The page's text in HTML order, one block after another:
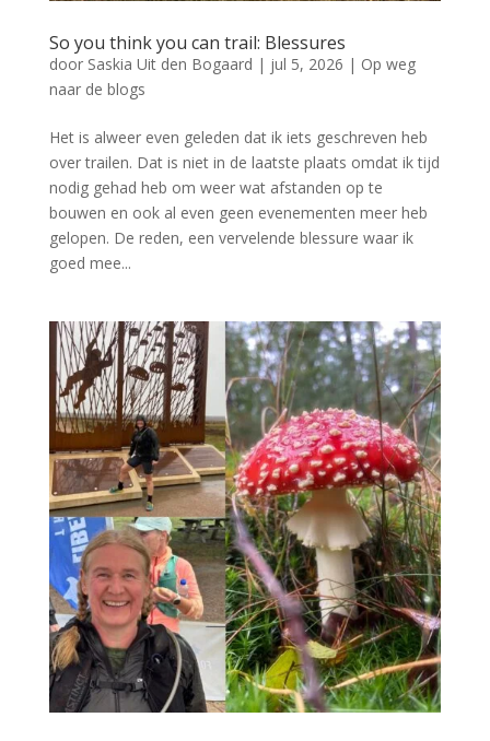
So you think you can trail: Blessures
door Saskia Uit den Bogaard | jul 5, 2026 | Op weg
naar de blogs
Het is alweer even geleden dat ik iets geschreven heb
over trailen. Dat is niet in de laatste plaats omdat ik tijd
nodig gehad heb om weer wat afstanden op te
bouwen en ook al even geen evenementen meer heb
gelopen. De reden, een vervelende blessure waar ik
goed mee...